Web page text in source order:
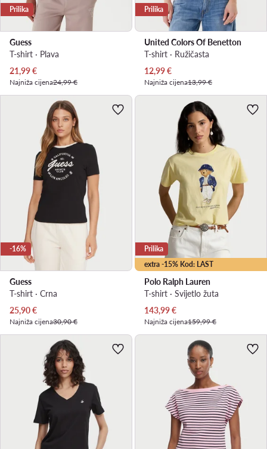
Prilika
Guess
T-shirt · Plava
Trenutna cijena
21,99€
Najniža cijena24,99 €
Prilika
United Colors Of Benetton
T-shirt · Ružičasta
Trenutna cijena
12,99€
Najniža cijena13,99 €
-16%
Guess
T-shirt · Crna
Trenutna cijena
25,90€
Najniža cijena30,90 €
extra -15% Kod: LAST
Prilika
Polo Ralph Lauren
T-shirt · Svijetlo žuta
Trenutna cijena
143,99€
Najniža cijena159,99 €